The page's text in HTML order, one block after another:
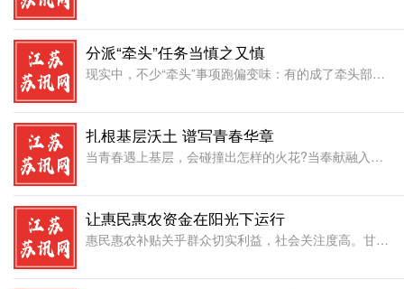
分派“牵头”任务当慎之又慎
现实中，不少“牵头”事项跑偏变味：有的成了牵头部门唱“独角戏”，有的沦为“甩手掌柜”的遮羞布，还有的因“小马拉大车”推不动、办不实。“牵头”作为跨部门协作的关键抓手，分派时若不三思而行，不仅会让实干者
扎根基层沃土 谱写青春华章
当青春遇上基层，会碰撞出怎样的火花?当奉献融入奋斗，会创造出怎样的价值?这是每一名选择基层的青年公务员都在用行动回答的时代之问。选择基层，就是选择了一种成长路径。基层是政策落地的“最后一公里”，是矛盾
让惠民惠农资金在阳光下运行
惠民惠农补贴关乎群众切实利益，社会关注度高。甘肃省纪委监委将惠民惠农补贴发放管理问题整治列入全省性整治项目，通过“治已病”和“防未病”、“点上改”和“面上治”相结合，推动惠民惠农补贴发放管理更加规范高